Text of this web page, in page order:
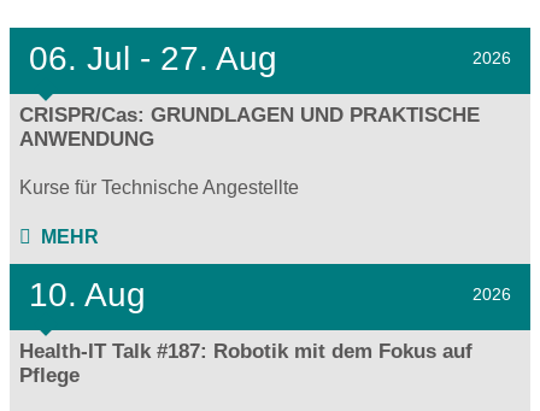
06. Jul - 27. Aug 2026
CRISPR/Cas: GRUNDLAGEN UND PRAKTISCHE
ANWENDUNG
Kurse für Technische Angestellte
MEHR
10. Aug 2026
Health-IT Talk #187: Robotik mit dem Fokus auf
Pflege